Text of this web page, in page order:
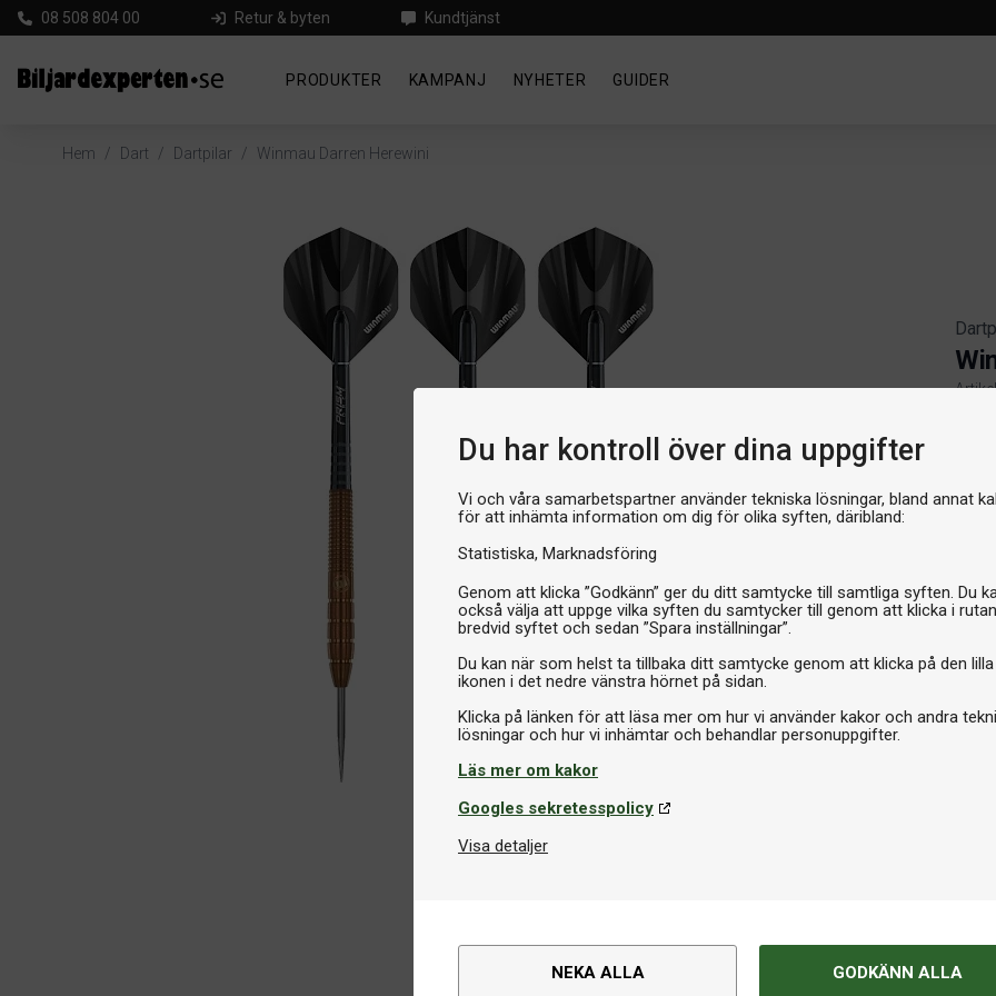
Du har kontroll över dina uppgifter
Vi och våra samarbetspartner använder tekniska lösningar, bland annat
för att inhämta information om dig för olika syften, däribland:
Statistiska Marknadsföring
Genom att klicka ”Godkänn” ger du ditt samtycke till samtliga syften. Du
också välja att uppge vilka syften du samtycker till genom att klicka i rutan
bredvid syftet och sedan ”Spara inställningar”.
Du kan när som helst ta tillbaka ditt samtycke genom att klicka på den lilla
ikonen i det nedre vänstra hörnet på sidan.
Klicka på länken för att läsa mer om hur vi använder kakor och andra
Läs mer om kakor
Googles sekretesspolicy
Visa detaljer
NEKA ALLA GODKÄNN ALLA
08 508 804 00 Retur & byten Kundtjänst
PRODUKTER KAMPANJ NYHETER GUIDER
Hem / Dart / Dartpilar / Winmau Darren Herewini